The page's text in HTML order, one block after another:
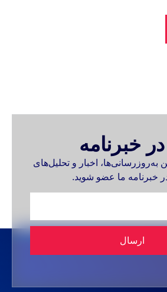
خبرنامه
به‌روزرسانی‌ها، اخبار و تحلیل‌های
خبرنامه ما عضو شوید.
ارسال